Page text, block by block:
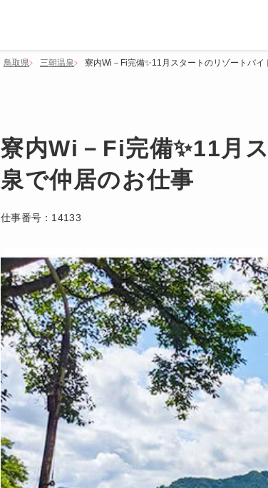
鳥取県 三朝温泉 寮内Wi－Fi完備✨11月スタートのリゾートバ
寮内Wi－Fi完備✨11月
泉で仲居のお仕事
仕事番号： 14133